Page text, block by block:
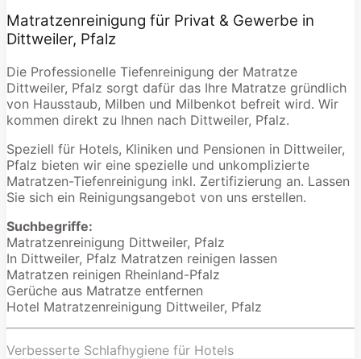
Matratzenreinigung für Privat & Gewerbe in
Dittweiler, Pfalz
Die Professionelle Tiefenreinigung der Matratze
Dittweiler, Pfalz sorgt dafür das Ihre Matratze gründlich
von Hausstaub, Milben und Milbenkot befreit wird. Wir
kommen direkt zu Ihnen nach Dittweiler, Pfalz.
Speziell für Hotels, Kliniken und Pensionen in Dittweiler,
Pfalz bieten wir eine spezielle und unkomplizierte
Matratzen-Tiefenreinigung inkl. Zertifizierung an. Lassen
Sie sich ein Reinigungsangebot von uns erstellen.
Suchbegriffe:
Matratzenreinigung Dittweiler, Pfalz
In Dittweiler, Pfalz Matratzen reinigen lassen
Matratzen reinigen Rheinland-Pfalz
Gerüche aus Matratze entfernen
Hotel Matratzenreinigung Dittweiler, Pfalz
Verbesserte Schlafhygiene für Hotels